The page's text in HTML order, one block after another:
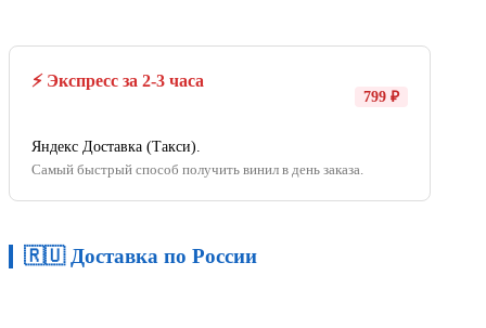
⚡ Экспресс за 2-3 часа
799 ₽
Яндекс Доставка (Такси).
Самый быстрый способ получить винил в день заказа.
🇷🇺 Доставка по России